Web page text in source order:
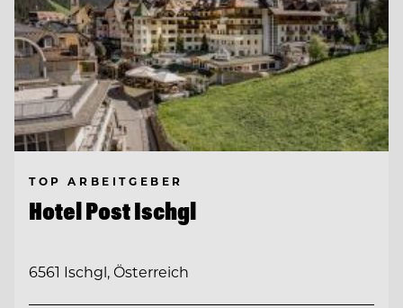
TOP ARBEITGEBER
Hotel Post Ischgl
6561 Ischgl, Österreich